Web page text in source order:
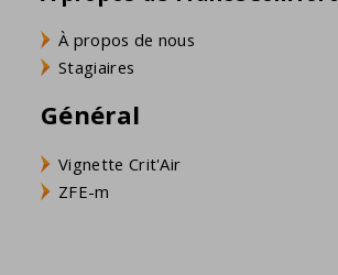
À propos de nous
Stagiaires
Général
Vignette Crit'Air
ZFE-m